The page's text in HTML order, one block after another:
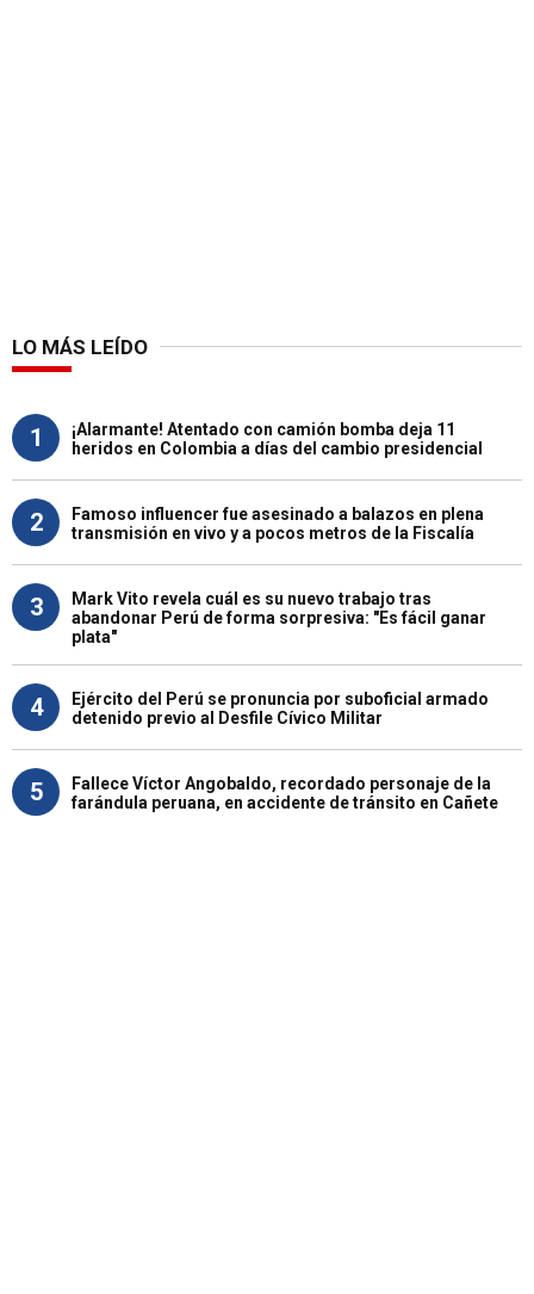
LO MÁS LEÍDO
1
¡Alarmante! Atentado con camión bomba deja 11
heridos en Colombia a días del cambio presidencial
2
Famoso influencer fue asesinado a balazos en plena
transmisión en vivo y a pocos metros de la Fiscalía
3
Mark Vito revela cuál es su nuevo trabajo tras
abandonar Perú de forma sorpresiva: "Es fácil ganar
plata"
4
Ejército del Perú se pronuncia por suboficial armado
detenido previo al Desfile Cívico Militar
5
Fallece Víctor Angobaldo, recordado personaje de la
farándula peruana, en accidente de tránsito en Cañete